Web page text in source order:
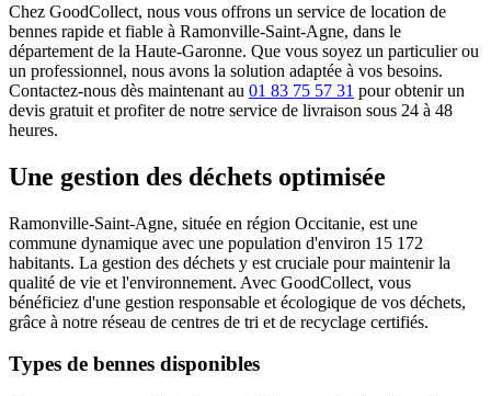
Chez GoodCollect, nous vous offrons un service de location de
bennes rapide et fiable à Ramonville-Saint-Agne, dans le
département de la Haute-Garonne. Que vous soyez un particulier ou
un professionnel, nous avons la solution adaptée à vos besoins.
Contactez-nous dès maintenant au 01 83 75 57 31 pour obtenir un
devis gratuit et profiter de notre service de livraison sous 24 à 48
heures.
Une gestion des déchets optimisée
Ramonville-Saint-Agne, située en région Occitanie, est une
commune dynamique avec une population d'environ 15 172
habitants. La gestion des déchets y est cruciale pour maintenir la
qualité de vie et l'environnement. Avec GoodCollect, vous
bénéficiez d'une gestion responsable et écologique de vos déchets,
grâce à notre réseau de centres de tri et de recyclage certifiés.
Types de bennes disponibles